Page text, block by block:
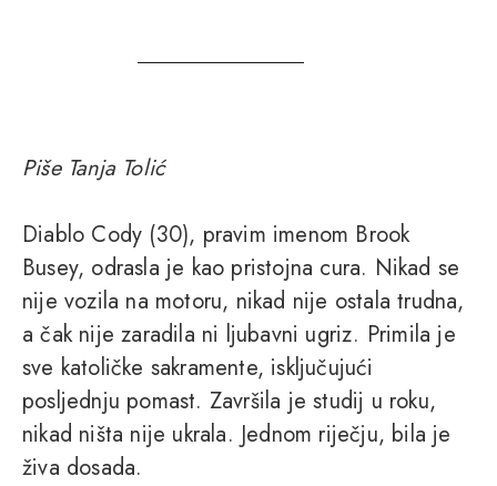
Piše Tanja Tolić
Diablo Cody (30), pravim imenom Brook
Busey, odrasla je kao pristojna cura. Nikad se
nije vozila na motoru, nikad nije ostala trudna,
a čak nije zaradila ni ljubavni ugriz. Primila je
sve katoličke sakramente, isključujući
posljednju pomast. Završila je studij u roku,
nikad ništa nije ukrala. Jednom riječju, bila je
živa dosada.